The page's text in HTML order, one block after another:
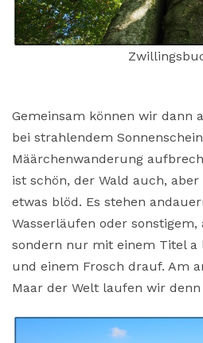
Gemeinsam können wir dann
bei strahlendem
Määrchenwanderung
ist schön, der Wald auch,
etwas blöd. Es stehen
Wasserläufen oder
sondern nur mit einem Titel a
und einem Frosch drauf. Am
Maar der Welt laufen wir